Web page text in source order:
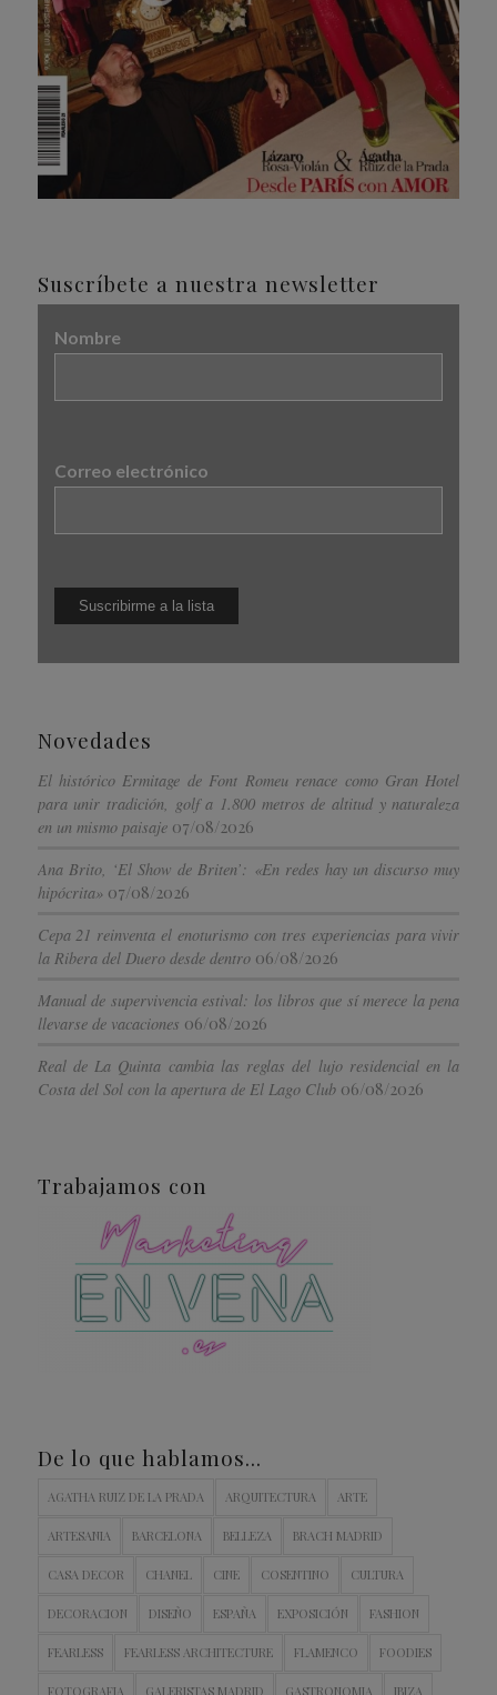
Suscríbete a nuestra newsletter
Nombre
Correo electrónico
Novedades
El histórico Ermitage de Font Romeu renace como Gran Hotel
para unir tradición, golf a 1.800 metros de altitud y naturaleza
en un mismo paisaje 07/08/2026
Ana Brito, ‘El Show de Briten’: «En redes hay un discurso muy
hipócrita» 07/08/2026
Cepa 21 reinventa el enoturismo con tres experiencias para vivir
la Ribera del Duero desde dentro 06/08/2026
Manual de supervivencia estival: los libros que sí merece la pena
llevarse de vacaciones 06/08/2026
Real de La Quinta cambia las reglas del lujo residencial en la
Costa del Sol con la apertura de El Lago Club 06/08/2026
Trabajamos con
De lo que hablamos…
AGATHA RUIZ DE LA PRADA ARQUITECTURA ARTE
ARTESANIA BARCELONA BELLEZA BRACH MADRID
CASA DECOR CHANEL CINE COSENTINO CULTURA
DECORACION DISEÑO ESPAÑA EXPOSICIÓN FASHION
FEARLESS FEARLESS ARCHITECTURE FLAMENCO FOODIES
FOTOGRAFIA GALERISTAS MADRID GASTRONOMIA IBIZA